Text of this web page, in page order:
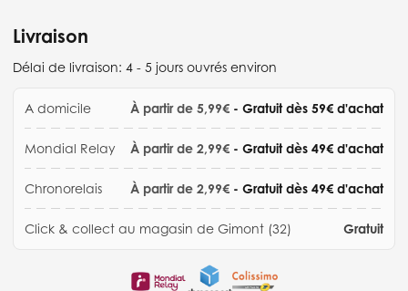
Livraison
Délai de livraison: 4 - 5 jours ouvrés environ
A domicile À partir de 5,99€ - Gratuit dès 59€ d'achat
Mondial Relay À partir de 2,99€ - Gratuit dès 49€ d'achat
Chronorelais À partir de 2,99€ - Gratuit dès 49€ d'achat
Click & collect au magasin de Gimont (32) Gratuit